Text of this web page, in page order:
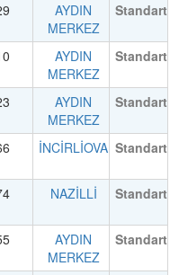
AYDIN
MERKEZ
Standart
AYDIN
MERKEZ
Standart
AYDIN
MERKEZ
Standart
İNCİRLİOVA Standart
NAZİLLİ Standart
AYDIN
MERKEZ
Standart